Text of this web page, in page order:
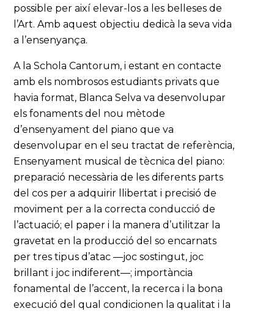
possible per així elevar-los a les belleses de
l’Art. Amb aquest objectiu dedicà la seva vida
a l’ensenyança.
A la Schola Cantorum, i estant en contacte
amb els nombrosos estudiants privats que
havia format, Blanca Selva va desenvolupar
els fonaments del nou mètode
d’ensenyament del piano que va
desenvolupar en el seu tractat de referència,
Ensenyament musical de tècnica del piano:
preparació necessària de les diferents parts
del cos per a adquirir llibertat i precisió de
moviment per a la correcta conducció de
l’actuació; el paper i la manera d’utilitzar la
gravetat en la producció del so encarnats
per tres tipus d’atac —joc sostingut, joc
brillant i joc indiferent—; importància
fonamental de l’accent, la recerca i la bona
execució del qual condicionen la qualitat i la